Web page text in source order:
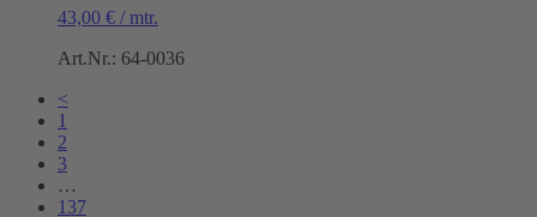
43,00 € / mtr.
Art.Nr.: 64-0036
<
1
2
3
…
137